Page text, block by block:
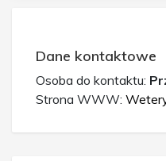
Dane kontaktowe
Osoba do kontaktu:
Strona WWW: